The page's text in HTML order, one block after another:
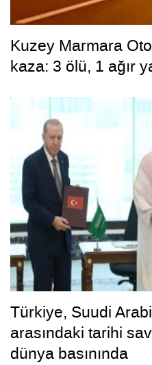
Kuzey Marmara
kaza: 3 ölü, 1 ağır
Türkiye, Suudi
arasındaki tarihi
dünya basınında